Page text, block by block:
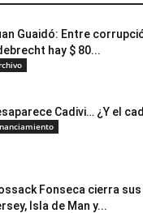
Guaidó: Entre
hay $ 80...
Cadivi… ¿Y el
Fonseca cierra
Isla de Man y...